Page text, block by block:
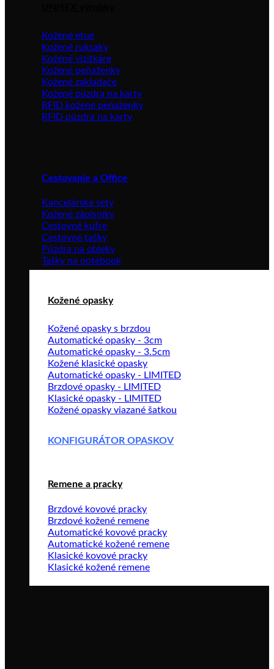
Kožené etue
Kožené ruksaky
Kožené vizitkáre
Kožené peňaženky
Kožené zakladače
Kožené púzdra na karty
RFID kožené peňaženky
RFID púzdra na karty
Cestovanie a Office
Kancelárske sety
Kožené zápisníky
Cestovné kufre
Cestovné tašky
Púzdra na obleky
Tašky na notebook
Kožené opasky
Kožené opasky s brzdou
Automatické opasky - 3cm
Automatické opasky - 3.5cm
Kožené klasické opasky
Automatické opasky - LIMITED
Brzdové opasky - LIMITED
Klasické opasky - LIMITED
Kožené opasky viazané šatkou
KONFIGURÁTOR OPASKOV
Remene a pracky
Brzdové kovové pracky
Brzdové kožené remene
Automatické kovové pracky
Automatické kožené remene
Klasické kovové pracky
Klasické kožené remene